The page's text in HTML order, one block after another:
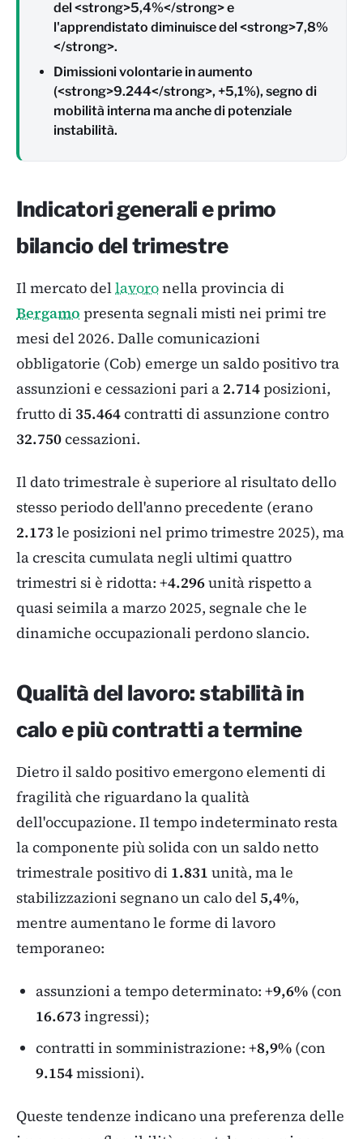
del <strong>5,4%</strong> e
l'apprendistato diminuisce del <strong>7,8%
</strong>.
Dimissioni volontarie in aumento
(<strong>9.244</strong>, +5,1%), segno di
mobilità interna ma anche di potenziale
instabilità.
Indicatori generali e primo
bilancio del trimestre
Il mercato dellavoronella provincia di
Bergamo presenta segnali misti nei primi tre
mesi del 2026. Dalle comunicazioni
obbligatorie (Cob) emerge un saldo positivo tra
assunzioni e cessazioni pari a 2.714posizioni,
frutto di 35.464contratti di assunzione contro
32.750cessazioni.
Il dato trimestrale è superiore al risultato dello
stesso periodo dell'anno precedente (erano
2.173 le posizioni nel primo trimestre 2025), ma
la crescita cumulata negli ultimi quattro
trimestri si è ridotta: +4.296unità rispetto a
quasi seimila a marzo 2025, segnale che le
dinamiche occupazionali perdono slancio.
Qualità del lavoro: stabilità in
calo e più contratti a termine
Dietro il saldo positivo emergono elementi di
fragilità che riguardano la qualità
dell'occupazione. Il tempo indeterminato resta
la componente più solida con un saldo netto
trimestrale positivo di 1.831 unità, ma le
stabilizzazioni segnano un calo del5,4%,
mentre aumentano le forme di lavoro
temporaneo:
assunzioni a tempo determinato: +9,6% (con
16.673 ingressi);
contratti in somministrazione: +8,9% (con
9.154missioni).
Queste tendenze indicano una preferenza delle